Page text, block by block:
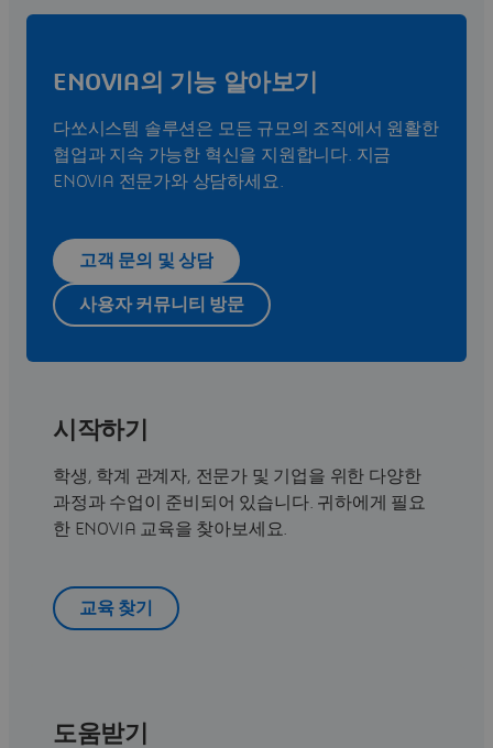
ENOVIA의 기능 알아보기
다쏘시스템 솔루션은 모든 규모의 조직에서 원활한
협업과 지속 가능한 혁신을 지원합니다. 지금
ENOVIA 전문가와 상담하세요.
고객 문의 및 상담
사용자 커뮤니티 방문
시작하기
학생, 학계 관계자, 전문가 및 기업을 위한 다양한
과정과 수업이 준비되어 있습니다. 귀하에게 필요
한 ENOVIA 교육을 찾아보세요.
교육 찾기
도움받기